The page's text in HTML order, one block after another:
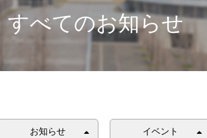
お問合せフォーム
交野市施設予約システム
すべてのお知らせ
お知らせ イベント